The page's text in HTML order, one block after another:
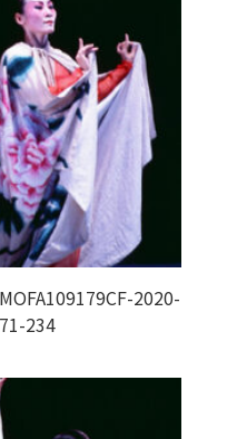
2020-
234